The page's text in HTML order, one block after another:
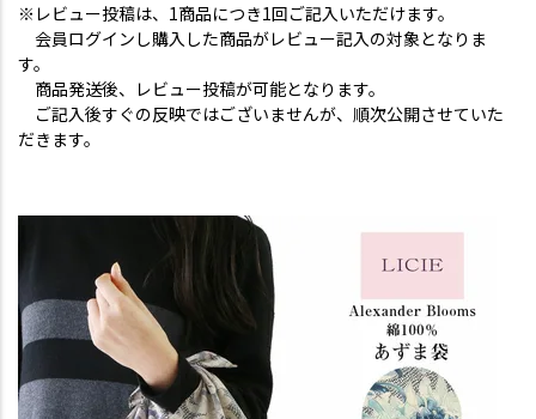
※レビュー投稿は、1商品につき1回ご記入いただけます。
会員ログインし購入した商品がレビュー記入の対象となりま
す。
商品発送後、レビュー投稿が可能となります。
ご記入後すぐの反映ではございませんが、順次公開させていた
だきます。